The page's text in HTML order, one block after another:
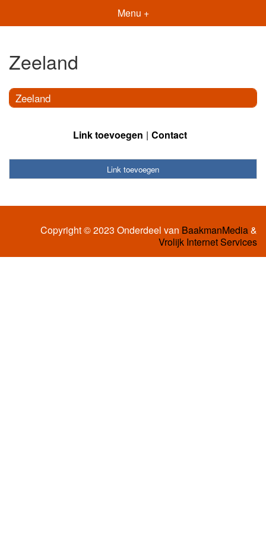
Menu +
Zeeland
Zeeland
Link toevoegen Contact
Link toevoegen
Copyright © 2023 Onderdeel van BaakmanMedia&
Vrolijk Internet Services